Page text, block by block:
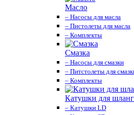
Масло
– Насосы для масла
– Пистолеты для масла
– Комплекты
Смазка
– Насосы для смазки
– Питстолеты для
– Комплекты
Катушки для
– Катушки LD